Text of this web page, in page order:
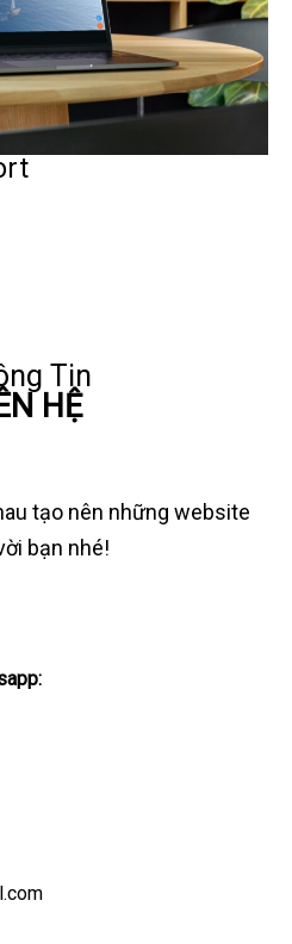
Tin
HỆ
tạo nên những website
bạn nhé!